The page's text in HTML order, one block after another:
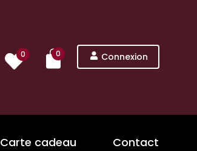
0 0 Connexion
Carte cadeau Contact